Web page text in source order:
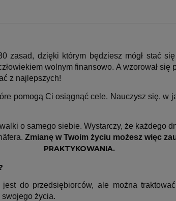
zasad, dzięki którym będziesz mógł stać
wolnym finansowo. A wzorował
z najlepszych!
pomogą Ci osiągnąć cele. Nauczysz się, w
o samego siebie. Wystarczy, że każdego
Zmianę w Twoim życiu możesz więc
PRAKTYKOWANIA.
jest do przedsiębiorców, ale można
życia.